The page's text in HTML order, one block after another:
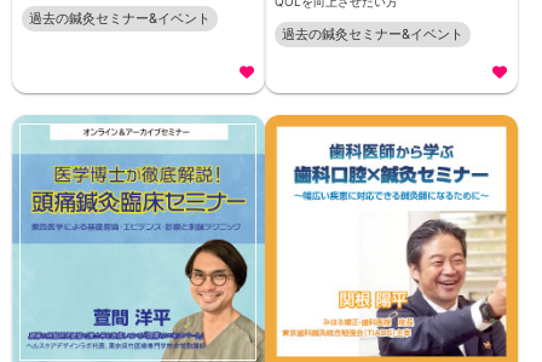
過去の鍼灸セミナー&イベント
過去の鍼灸セミナー&イベント